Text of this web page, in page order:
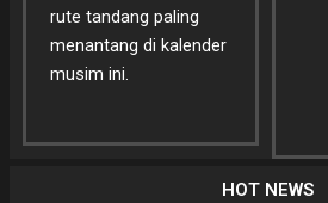
rute tandang paling
menantang di kalender
musim ini.
HOT NEWS